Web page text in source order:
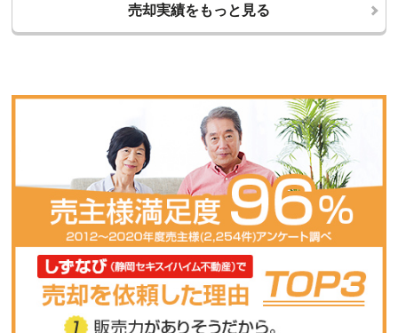
売却実績をもっと見る